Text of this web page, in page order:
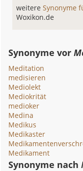
weitereSynonyme
Woxikon.de
Synonyme vor
Meditation
medisieren
Mediolekt
Mediokrität
medioker
Medina
Medikus
Medikaster
Medikament
Synonyme nach